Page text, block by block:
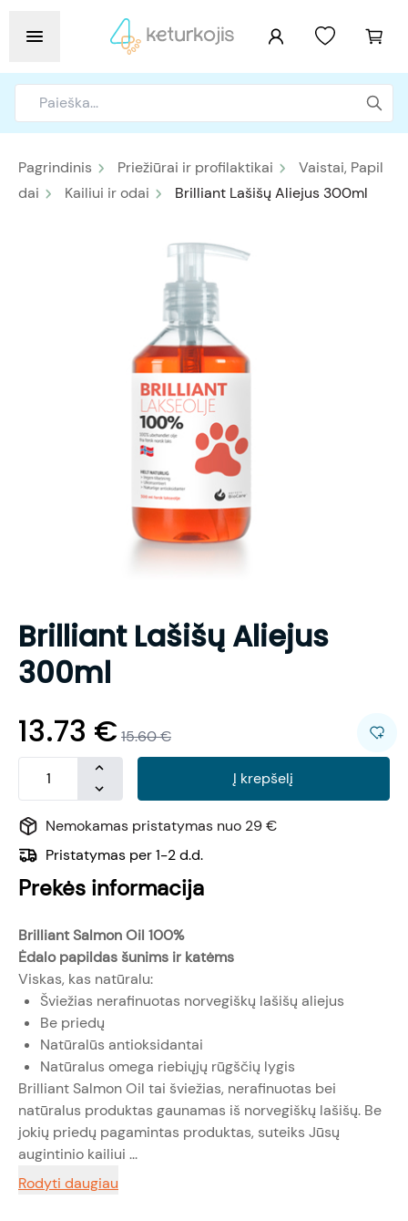
Pagrindinis Priežiūrai ir profilaktikai
Vaistai, Papil
dai
Kailiui ir odai Brilliant Lašišų Aliejus 300ml
Brilliant Lašišų Aliejus
300ml
13.73 € 15.60€
Į krepšelį
Nemokamas pristatymas nuo 29 €
Pristatymas per 1-2 d.d.
Prekės informacija
Brilliant Salmon Oil 100%
Ėdalo papildas šunims ir katėms
Viskas, kas natūralu:
Šviežias nerafinuotas norvegiškų lašišų aliejus
Be priedų
Natūralūs antioksidantai
Natūralus omega riebiųjų rūgščių lygis
Brilliant Salmon Oil tai šviežias, nerafinuotas bei
natūralus produktas gaunamas iš norvegiškų lašišų. Be
jokių priedų pagamintas produktas, suteiks Jūsų
augintinio kailiui ...
Rodyti daugiau